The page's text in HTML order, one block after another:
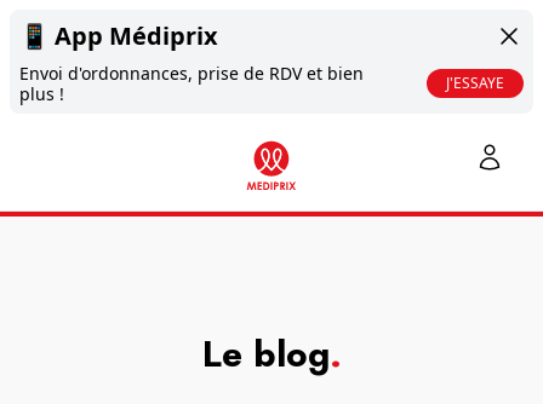
📱 App Médiprix
Envoi d'ordonnances, prise de RDV et bien
plus !
J'ESSAYE
Le blog.